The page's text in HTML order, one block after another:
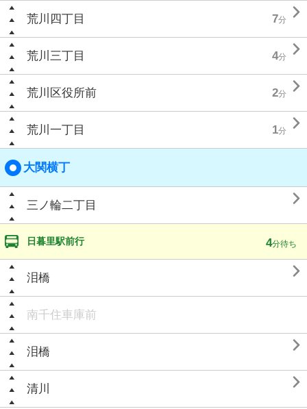
荒川四丁目 7分 
荒川三丁目 4分 
荒川区役所前 2分 
荒川一丁目 1分 
大関横丁
三ノ輪二丁目 
日暮里駅前行 4分待ち
泪橋 
南千住車庫前
泪橋 
清川 